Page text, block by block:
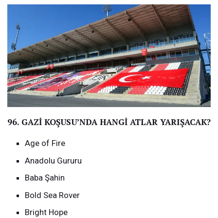
96. GAZİ KOŞUSU’NDA HANGİ ATLAR YARIŞACAK?
Age of Fire
Anadolu Gururu
Baba Şahin
Bold Sea Rover
Bright Hope